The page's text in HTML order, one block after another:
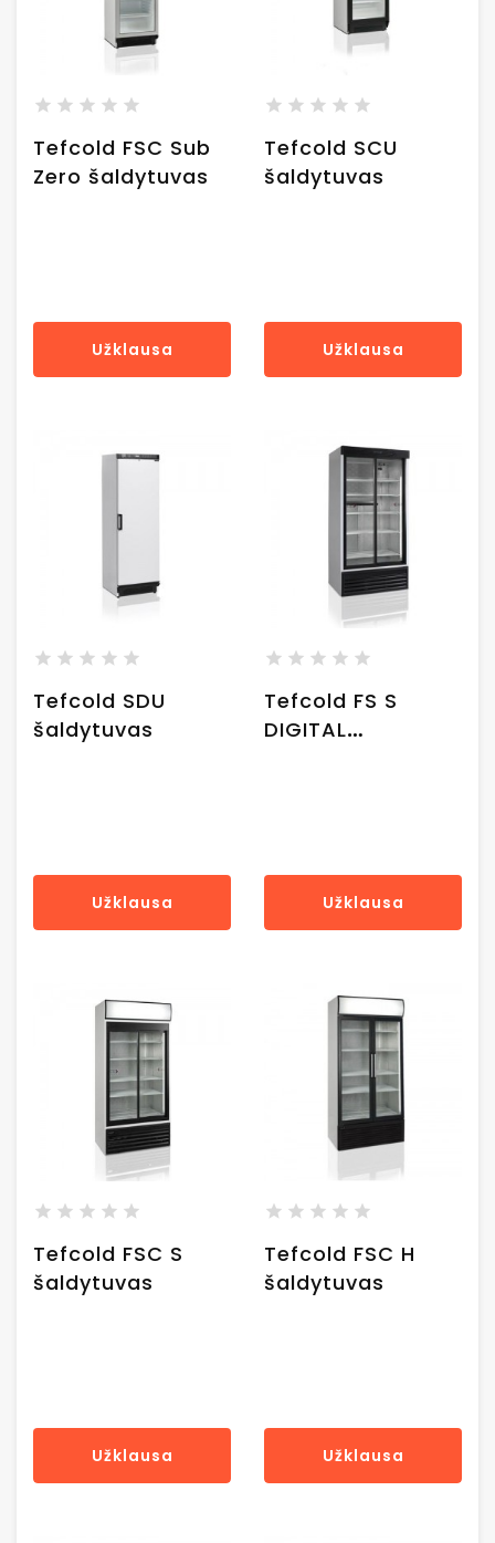
Tefcold FSC Sub
Zero šaldytuvas
Užklausa
Tefcold SCU
šaldytuvas
Užklausa
Tefcold SDU
šaldytuvas
Užklausa
Tefcold FS S
DIGITAL
Užklausa
Tefcold FSC S
šaldytuvas
Užklausa
Tefcold FSC H
šaldytuvas
Užklausa